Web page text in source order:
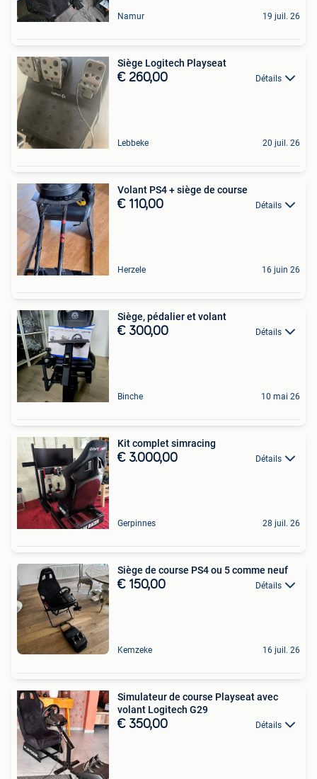
Namur 19 juil. 26
Siège Logitech Playseat
€ 260,00 Détails
Lebbeke 20 juil. 26
Volant PS4 + siège de course
€ 110,00 Détails
Herzele 16 juin 26
Siège, pédalier et volant
€ 300,00 Détails
Binche 10 mai 26
Kit complet simracing
€ 3.000,00 Détails
Gerpinnes 28 juil. 26
Siège de course PS4 ou 5 comme neuf
€ 150,00 Détails
Kemzeke 16 juil. 26
Simulateur de course Playseat avec
volant Logitech G29
€ 350,00 Détails